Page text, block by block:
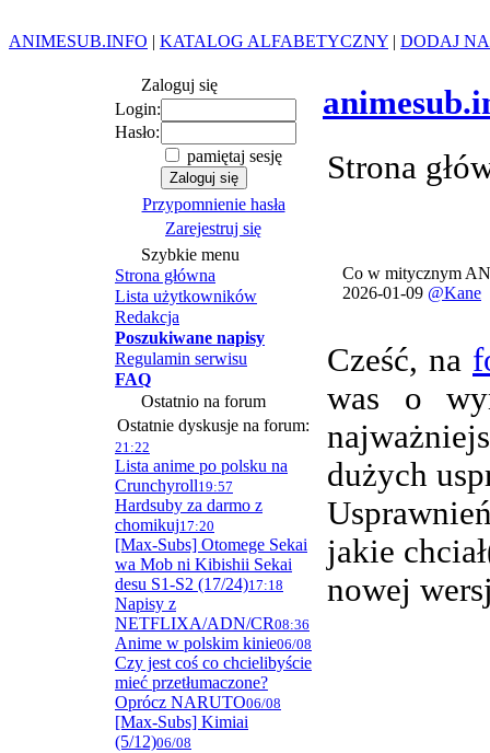
ANIMESUB.INFO | KATALOG ALFABETYCZNY | DODAJ
Zaloguj się
Login:
Hasło:
pamiętaj sesję
Przypomnienie hasła
Zarejestruj się
Szybkie menu
Strona główna
Lista użytkowników
Redakcja
Poszukiwane napisy
Regulamin serwisu
FAQ
Ostatnio na forum
Ostatnie dyskusje na forum:
21:22
Lista anime po polsku na
Crunchyroll19:57
Hardsuby za darmo z
chomikuj17:20
[Max-Subs] Otomege Sekai
wa Mob ni Kibishii Sekai
desu S1-S2 (17/24)17:18
Napisy z
NETFLIXA/ADN/CR08:36
Anime w polskim kinie06/08
Czy jest coś co chcielibyście
mieć przetłumaczone?
Oprócz NARUTO06/08
[Max-Subs] Kimiai
(5/12)06/08
Strona
Co w mitycznym
2026-01-09 @Kane
Cześć, na
was o
dużych
jakie
nowej